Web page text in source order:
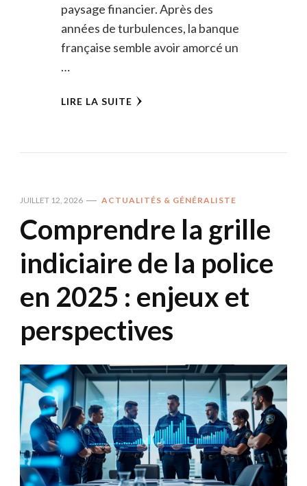
paysage financier. Après des
années de turbulences, la banque
française semble avoir amorcé un
…
LIRE LA SUITE
JUILLET 12, 2026 ACTUALITÉS & GÉNÉRALISTE
Comprendre la grille
indiciaire de la police
en 2025 : enjeux et
perspectives